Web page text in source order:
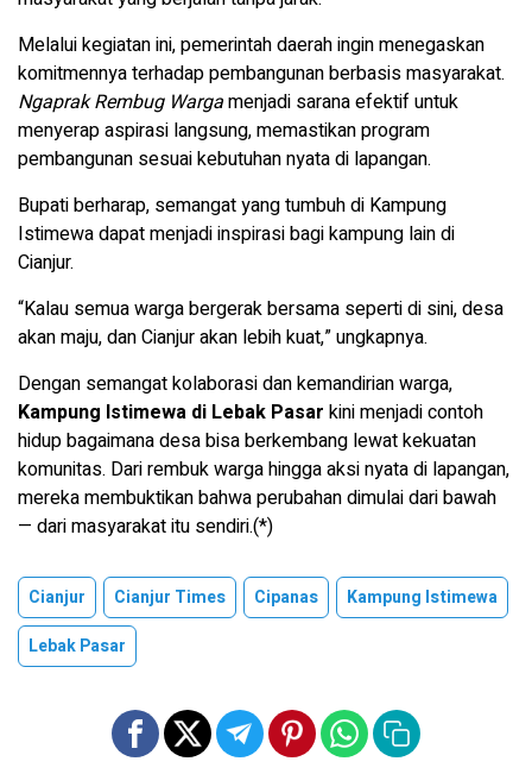
Melalui kegiatan ini, pemerintah daerah ingin menegaskan
komitmennya terhadap pembangunan berbasis masyarakat.
Ngaprak Rembug Wargamenjadi sarana efektif untuk
menyerap aspirasi langsung, memastikan program
pembangunan sesuai kebutuhan nyata di lapangan.
Bupati berharap, semangat yang tumbuh di Kampung
Istimewa dapat menjadi inspirasi bagi kampung lain di
Cianjur.
“Kalau semua warga bergerak bersama seperti di sini, desa
akan maju, dan Cianjur akan lebih kuat,” ungkapnya.
Dengan semangat kolaborasi dan kemandirian warga,
Kampung Istimewa di Lebak Pasar kini menjadi contoh
hidup bagaimana desa bisa berkembang lewat kekuatan
komunitas. Dari rembuk warga hingga aksi nyata di lapangan,
mereka membuktikan bahwa perubahan dimulai dari bawah
— dari masyarakat itu sendiri.(*)
Cianjur Cianjur Times Cipanas
Kampung Istimewa
Lebak Pasar